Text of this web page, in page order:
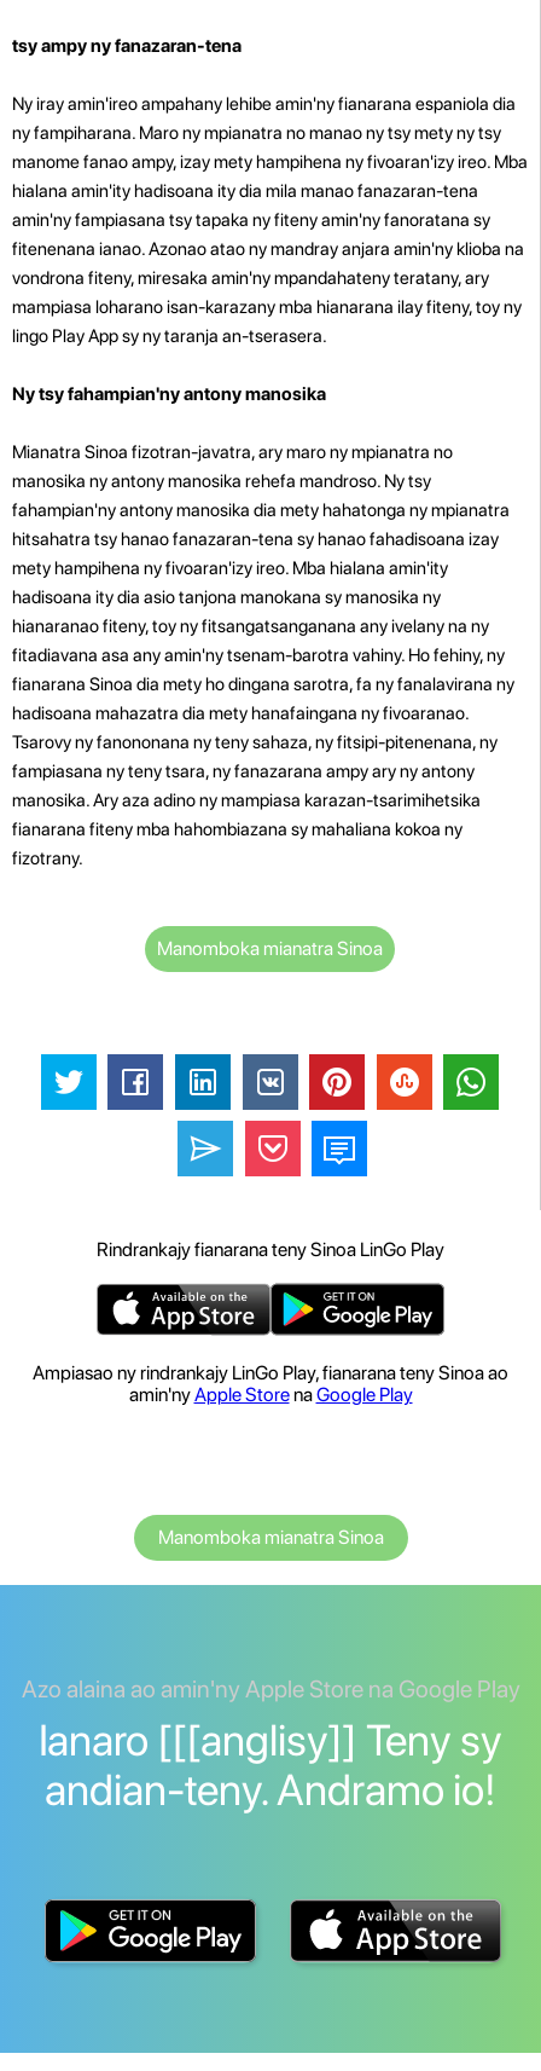
tsy ampy ny fanazaran-tena
Ny iray amin'ireo ampahany lehibe amin'ny fianarana espaniola dia
ny fampiharana. Maro ny mpianatra no manao ny tsy mety ny tsy
manome fanao ampy, izay mety hampihena ny fivoaran'izy ireo. Mba
hialana amin'ity hadisoana ity dia mila manao fanazaran-tena
amin'ny fampiasana tsy tapaka ny fiteny amin'ny fanoratana sy
fitenenana ianao. Azonao atao ny mandray anjara amin'ny klioba na
vondrona fiteny, miresaka amin'ny mpandahateny teratany, ary
mampiasa loharano isan-karazany mba hianarana ilay fiteny, toy ny
lingo Play App sy ny taranja an-tserasera.
Ny tsy fahampian'ny antony manosika
Mianatra Sinoa fizotran-javatra, ary maro ny mpianatra no
manosika ny antony manosika rehefa mandroso. Ny tsy
fahampian'ny antony manosika dia mety hahatonga ny mpianatra
hitsahatra tsy hanao fanazaran-tena sy hanao fahadisoana izay
mety hampihena ny fivoaran'izy ireo. Mba hialana amin'ity
hadisoana ity dia asio tanjona manokana sy manosika ny
hianaranao fiteny, toy ny fitsangatsanganana any ivelany na ny
fitadiavana asa any amin'ny tsenam-barotra vahiny. Ho fehiny, ny
fianarana Sinoa dia mety ho dingana sarotra, fa ny fanalavirana ny
hadisoana mahazatra dia mety hanafaingana ny fivoaranao.
Tsarovy ny fanononana ny teny sahaza, ny fitsipi-pitenenana, ny
fampiasana ny teny tsara, ny fanazarana ampy ary ny antony
manosika. Ary aza adino ny mampiasa karazan-tsarimihetsika
fianarana fiteny mba hahombiazana sy mahaliana kokoa ny
fizotrany.
Manomboka mianatra Sinoa
Rindrankajy fianarana teny Sinoa LinGo Play
Ampiasao ny rindrankajy LinGo Play, fianarana teny Sinoa ao
amin'nyApple StorenaGoogle Play
Manomboka mianatra Sinoa
Azo alaina ao amin'ny Apple Store na Google Play
Ianaro [[[anglisy]] Teny sy
andian-teny. Andramo io!